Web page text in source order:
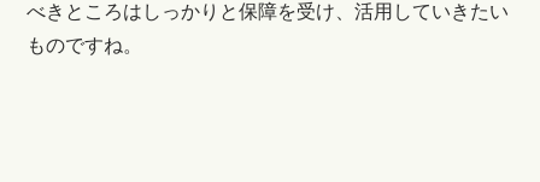
べきところはしっかりと保障を受け、活用していきたい
ものですね。